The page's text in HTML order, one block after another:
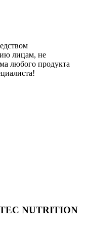
лицам, не
любого продукта
NUTRITION